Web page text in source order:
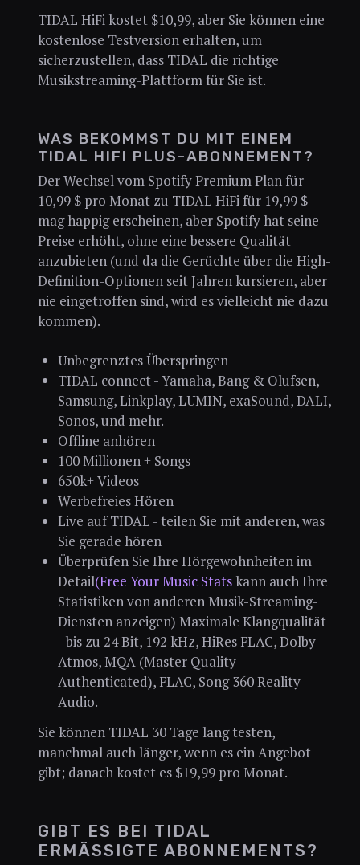
TIDAL HiFi kostet $10,99, aber Sie können eine
kostenlose Testversion erhalten, um
sicherzustellen, dass TIDAL die richtige
Musikstreaming-Plattform für Sie ist.
WAS BEKOMMST DU MIT EINEM
TIDAL HIFI PLUS-ABONNEMENT?
Der Wechsel vom Spotify Premium Plan für
10,99 $ pro Monat zu TIDAL HiFi für 19,99 $
mag happig erscheinen, aber Spotify hat seine
Preise erhöht, ohne eine bessere Qualität
anzubieten (und da die Gerüchte über die High-
Definition-Optionen seit Jahren kursieren, aber
nie eingetroffen sind, wird es vielleicht nie dazu
kommen).
Unbegrenztes Überspringen
TIDAL connect - Yamaha, Bang & Olufsen,
Samsung, Linkplay, LUMIN, exaSound, DALI,
Sonos, und mehr.
Offline anhören
100 Millionen + Songs
650k+ Videos
Werbefreies Hören
Live auf TIDAL - teilen Sie mit anderen, was
Sie gerade hören
Überprüfen Sie Ihre Hörgewohnheiten im
Detail(Free Your Music Statskann auch Ihre
Statistiken von anderen Musik-Streaming-
Diensten anzeigen) Maximale Klangqualität
- bis zu 24 Bit, 192 kHz, HiRes FLAC, Dolby
Atmos, MQA (Master Quality
Authenticated), FLAC, Song 360 Reality
Audio.
Sie können TIDAL 30 Tage lang testen,
manchmal auch länger, wenn es ein Angebot
gibt; danach kostet es $19,99 pro Monat.
GIBT ES BEI TIDAL
ERMÄSSIGTE ABONNEMENTS?